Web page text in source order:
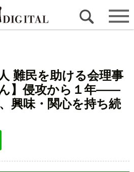
難民を助ける会理事
】侵攻から１年――
興味・関心を持ち続